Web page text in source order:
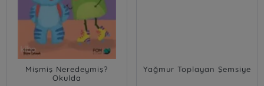
Mişmiş Neredeymiş?
Okulda
Yağmur Toplayan Şemsiye